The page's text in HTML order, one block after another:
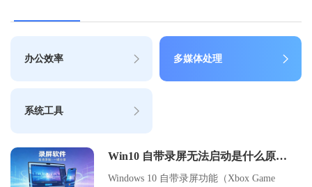
办公效率 多媒体处理
系统工具
Win10 自带录屏无法启动是什么原因
常规修复方法
Windows 10 自带录屏功能（Xbox Game